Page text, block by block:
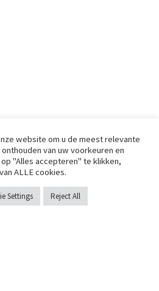
website om u de meest relevante
van uw voorkeuren en
"Alles accepteren" te klikken,
ALLE cookies.
Settings Reject All